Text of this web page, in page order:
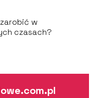
w
czasach?